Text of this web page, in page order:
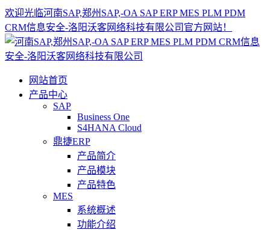
欢迎光临河南SAP,郑州SAP,-OA SAP ERP MES PLM PDM
CRM信息安全-洛阳沃客网络科技有限公司官方网站！
网站首页
产品中心
SAP
Business One
S4HANA Cloud
鼎捷ERP
产品简介
产品模块
产品特色
MES
系统概述
功能介绍